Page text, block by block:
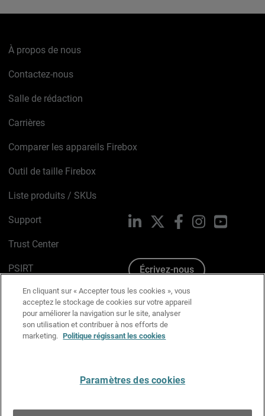
À propos de nous
Contactez-nous
Salle de rédaction
Carrières
Comparer les appareils Firebox
Outil de taille Firebox
Liste produits / SKUs
Support
Trust Center
PSIRT
Avis sur les cookies
Politique de confidentialité
Charte Graphique
LinkedIn FacebookInstagramYouTube
Écrivez-nous
En cliquant sur « Accepter tous les cookies », vous
acceptez le stockage de cookies sur votre appareil
pour améliorer la navigation sur le site, analyser
son utilisation et contribuer à nos efforts de
marketing. Politique régissant les cookies
Paramètres des cookies